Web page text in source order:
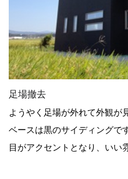
足場撤去
ようやく足場が外れて外観が
ベースは黒のサイディングで
目がアクセントとなり、いい